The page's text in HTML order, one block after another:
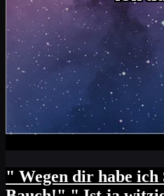
" Wegen dir habe